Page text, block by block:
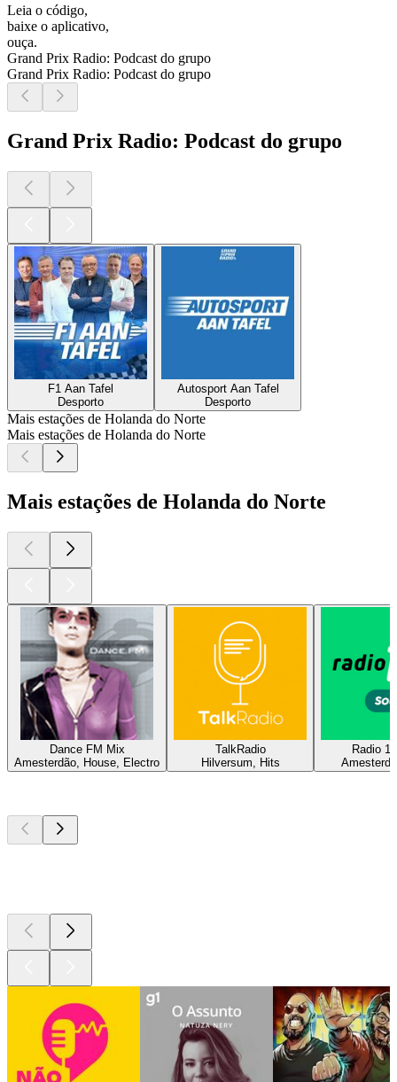
Leia o código,
baixe o aplicativo,
ouça.
Grand Prix Radio: Podcast do grupo
Grand Prix Radio: Podcast do grupo
Grand Prix Radio: Podcast do grupo
F1 Aan Tafel
Desporto
Autosport Aan Tafel
Desporto
Mais estações de Holanda do Norte
Mais estações de Holanda do Norte
Mais estações de Holanda do Norte
Dance FM Mix
Amesterdão, House, Electro
TalkRadio
Hilversum, Hits
Radio